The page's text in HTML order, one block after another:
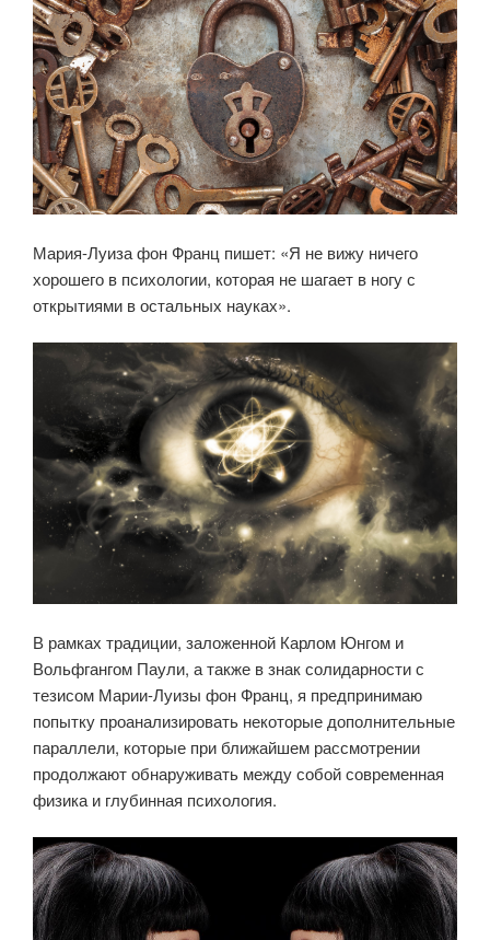
Мария-Луиза фон Франц пишет: «Я не вижу ничего
хорошего в психологии, которая не шагает в ногу с
открытиями в остальных науках».
В рамках традиции, заложенной Карлом Юнгом и
Вольфгангом Паули, а также в знак солидарности с
тезисом Марии-Луизы фон Франц, я предпринимаю
попытку проанализировать некоторые дополнительные
параллели, которые при ближайшем рассмотрении
продолжают обнаруживать между собой современная
физика и глубинная психология.